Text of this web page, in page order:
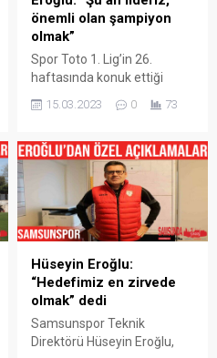
önemli olan şampiyon
olmak”
Spor Toto 1. Lig’in 26.
haftasında konuk ettiği
Samsunspor’da Teknik
maç sonu basın
toplantısında karşılaşmayı
değerlendirdi. Farklı sonuçla
kazandıkları ve lider
oldukları için mutlu olduğunu
dile getiren Eroğlu, “Hava
muhalefetine rağmen bizi
izlemeye gelen
taraftarımıza teşekkür
bizim için finaldi. Maçın
başından...
15.03.2023 0 73
Hüseyin Eroğlu:
“Hedefimiz en zirvede
olmak” dedi
Samsunspor Teknik
Direktörü Hüseyin Eroğlu,